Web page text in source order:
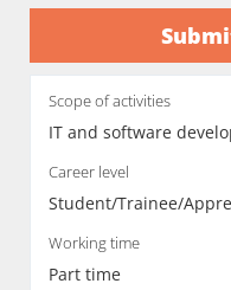
Scope of activities
IT and software
Career level
Student/Trainee/
Working time
Part time